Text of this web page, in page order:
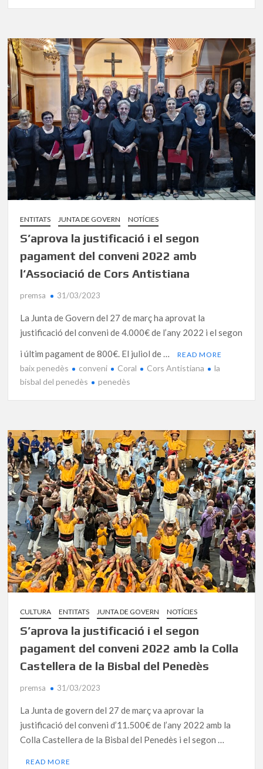
ENTITATS JUNTA DE GOVERN NOTÍCIES
S’aprova la justificació i el segon
pagament del conveni 2022 amb
l‘Associació de Cors Antistiana
premsa 31/03/2023
La Junta de Govern del 27 de març ha aprovat la
justificació del conveni de 4.000€ de l’any 2022 i el segon
i últim pagament de 800€. El juliol de …
READ MORE
baix penedès conveni Coral Cors Antistiana
la
bisbal del penedès
penedès
CULTURA ENTITATS JUNTA DE GOVERN NOTÍCIES
S’aprova la justificació i el segon
pagament del conveni 2022 amb la Colla
Castellera de la Bisbal del Penedès
premsa 31/03/2023
La Junta de govern del 27 de març va aprovar la
justificació del conveni d’11.500€ de l’any 2022 amb la
Colla Castellera de la Bisbal del Penedès i el segon …
READ MORE